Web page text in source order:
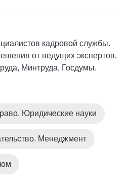
кадровой службы.
от ведущих экспертов,
Минтруда, Госдумы.
Юридические науки
Менеджмент